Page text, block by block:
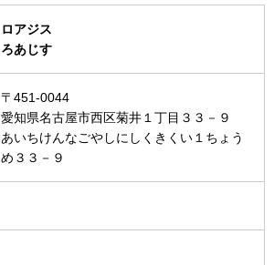
ロアジス
ろあじす
〒451-0044
愛知県名古屋市西区菊井１丁目３３－９
あいちけんなごやしにしくきくい１ちょう
め３３－９